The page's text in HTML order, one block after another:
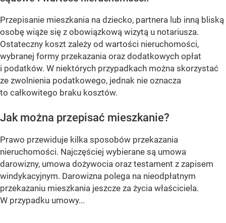
Przepisanie mieszkania na dziecko, partnera lub inną bliską
osobę wiąże się z obowiązkową wizytą u notariusza.
Ostateczny koszt zależy od wartości nieruchomości,
wybranej formy przekazania oraz dodatkowych opłat
i podatków. W niektórych przypadkach można skorzystać
ze zwolnienia podatkowego, jednak nie oznacza
to całkowitego braku kosztów.
Jak można przepisać mieszkanie?
Prawo przewiduje kilka sposobów przekazania
nieruchomości. Najczęściej wybierane są umowa
darowizny, umowa dożywocia oraz testament z zapisem
windykacyjnym. Darowizna polega na nieodpłatnym
przekazaniu mieszkania jeszcze za życia właściciela.
W przypadku umowy...